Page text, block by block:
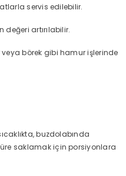
servis edilebilir.
değeri artırılabilir.
börek gibi hamur işlerinde
buzdolabında
saklamak için porsiyonlara